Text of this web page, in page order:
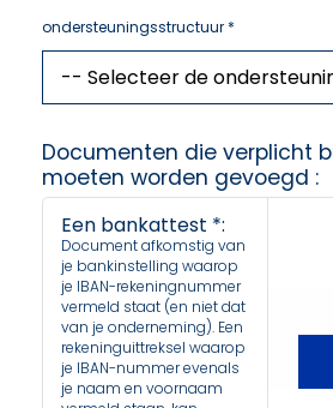
ondersteuningsstructuur *
Documenten die verplicht
moeten worden gevoegd :
Een bankattest *:
Document afkomstig van
je bankinstelling waarop
je IBAN-rekeningnummer
vermeld staat (en niet dat
van je onderneming). Een
rekeninguittreksel waarop
je IBAN-nummer evenals
je naam en voornaam